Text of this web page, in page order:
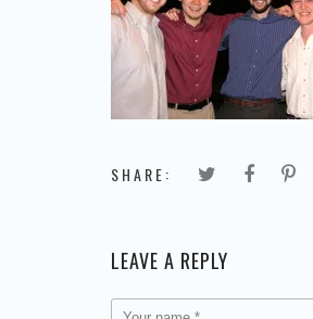
SHARE:
LEAVE A REPLY